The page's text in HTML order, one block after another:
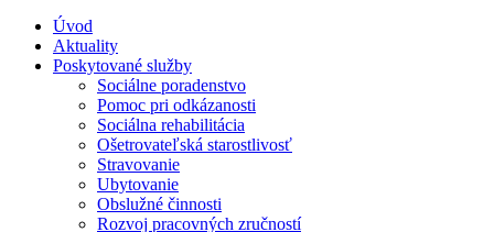
Úvod
Aktuality
Poskytované služby
Sociálne poradenstvo
Pomoc pri odkázanosti
Sociálna rehabilitácia
Ošetrovateľská starostlivosť
Stravovanie
Ubytovanie
Obslužné činnosti
Rozvoj pracovných zručností